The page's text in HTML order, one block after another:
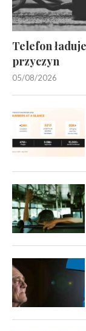
Telefon
przyczyn
05/08/2026